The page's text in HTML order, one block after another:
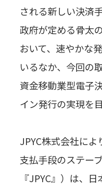
される新しい決済
政府が定める骨太
おいて、速やかな
いるなか、今回の
資金移動業型電子
イン発行の実現を
JPYC株式会社によ
支払手段のステー
『JPYC』）は、日